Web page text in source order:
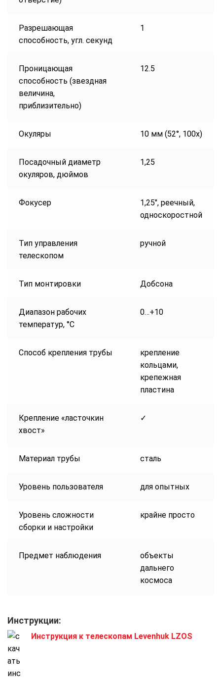
Разрешающая
способность, угл. секунд
1
Проницающая
способность (звездная
величина,
приблизительно)
12.5
Окуляры 10 мм (52°, 100x)
Посадочный диаметр
окуляров, дюймов
1,25
Фокусер
1,25″, реечный,
односкоростной
Тип управления
телескопом
ручной
Тип монтировки Добсона
Диапазон рабочих
температур, °С
0…+10
Способ крепления трубы
крепление
кольцами,
крепежная
пластина
Крепление «ласточкин
хвост»
✓
Материал трубы сталь
Уровень пользователя для опытных
Уровень сложности
сборки и настройки
крайне просто
Предмет наблюдения
объекты
дальнего
космоса
Инструкции:
Инструкция к телескопам Levenhuk LZOS